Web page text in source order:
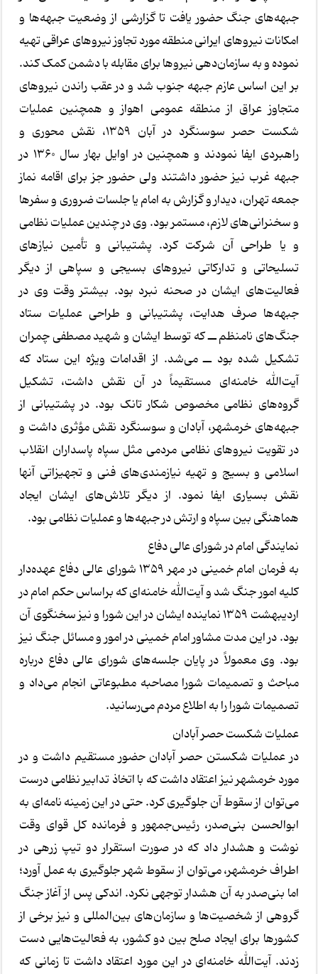
جبهه‌های جنگ حضور یافت تا گزارشی از وضعیت جبهه‌ها و
امکانات نیروهای ایرانی منطقه مورد تجاوز نیروهای عراقی تهیه
نموده و به سازمان‌دهی نیروها برای مقابله با دشمن کمک کند.
بر این اساس عازم جبهه جنوب شد و در عقب راندن نیروهای
متجاوز عراق از منطقه عمومی اهواز و همچنین عملیات
شکست حصر سوسنگرد در آبان ۱۳۵۹، نقش محوری و
راهبردی ایفا نمودند و همچنین در اوایل بهار سال ۱۳۶۰ در
جبهه غرب نیز حضور داشتند ولی حضور جز برای اقامه نماز
جمعه تهران، دیدار و گزارش به امام یا جلسات ضروری و سفرها
و سخنرانی‌های لازم، مستمر بود. وی در چندین عملیات نظامی
و یا طراحی آن شرکت کرد. پشتیبانی و تأمین نیازهای
تسلیحاتی و تدارکاتی نیروهای بسیجی و سپاهی از دیگر
فعالیت‌های ایشان در صحنه نبرد بود. بیشتر وقت وی در
جبهه‌ها صرف هدایت، پشتیبانی و طراحی عملیات ستاد
جنگ‌های نامنظم ــ که توسط ایشان و شهید مصطفی چمران
تشکیل شده بود ــ می‌شد. از اقدامات ویژه این ستاد که
آیت‌الله خامنه‌ای مستقیماً در آن نقش داشت، تشکیل
گروه‌های نظامی مخصوص شکار تانک بود. در پشتیبانی از
جبهه‌های خرمشهر، آبادان و سوسنگرد نقش مؤثری داشت و
در تقویت نیروهای نظامی مردمی مثل سپاه پاسداران انقلاب
اسلامی و بسیج و تهیه نیازمندی‌های فنی و تجهیزاتی آنها
نقش بسیاری ایفا نمود. از دیگر تلاش‌های ایشان ایجاد
هماهنگی بین سپاه و ارتش در جبهه‌ها و عملیات نظامی بود.
نمایندگی امام در شورای عالی دفاع
به فرمان امام خمینی در مهر ۱۳۵۹ شورای عالی دفاع عهده‌دار
کلیه امور جنگ شد و آیت‌الله خامنه‌ای که براساس حکم امام در
اردیبهشت ۱۳۵۹ نماینده ایشان در این شورا و نیز سخنگوی آن
بود. در این مدت مشاور امام خمینی در امور و مسائل جنگ نیز
بود. وی معمولاً در پایان جلسه‌های شورای عالی دفاع درباره
مباحث و تصمیمات شورا مصاحبه مطبوعاتی انجام می‌داد و
تصمیمات شورا را به اطلاع مردم می‌رسانید.
عملیات شکست حصر آبادان
در عملیات شکستن حصر آبادان حضور مستقیم داشت و در
مورد خرمشهر نیز اعتقاد داشت که با اتخاذ تدابیر نظامی درست
می‌توان از سقوط آن جلوگیری کرد. حتی در این زمینه نامه‌ای به
ابوالحسن بنی‌صدر، رئیس‌جمهور و فرمانده کل قوای وقت
نوشت و هشدار داد که در صورت استقرار دو تیپ زرهی در
اطراف خرمشهر، می‌توان از سقوط شهر جلوگیری به عمل آورد؛
اما بنی‌صدر به آن هشدار توجهی نکرد. اندکی پس از آغاز جنگ
گروهی از شخصیت‌ها و سازمان‌های بین‌المللی و نیز برخی از
کشورها برای ایجاد صلح بین دو کشور، به فعالیت‌هایی دست
زدند. آیت‌الله خامنه‌ای در این مورد اعتقاد داشت تا زمانی که